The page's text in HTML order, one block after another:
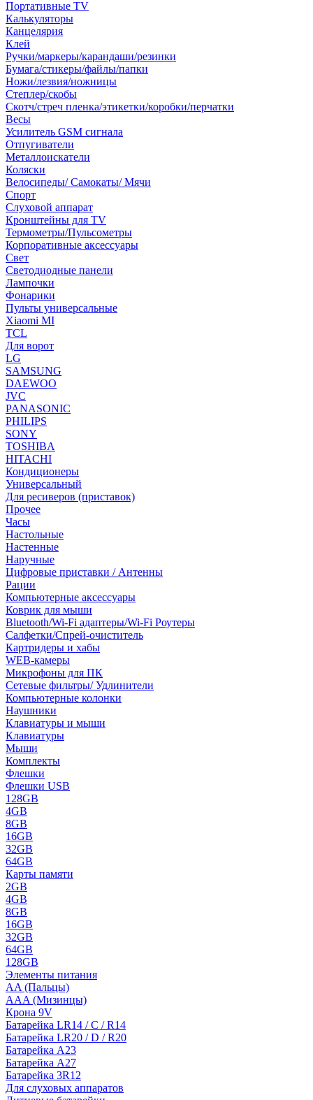
Портативные TV
Калькуляторы
Канцелярия
Клей
Ручки/маркеры/карандаши/резинки
Бумага/стикеры/файлы/папки
Ножи/лезвия/ножницы
Степлер/скобы
Скотч/стреч пленка/этикетки/коробки/перчатки
Весы
Усилитель GSM сигнала
Отпугиватели
Металлоискатели
Коляски
Велосипеды/ Самокаты/ Мячи
Спорт
Слуховой аппарат
Кронштейны для TV
Термометры/Пульсометры
Корпоративные аксессуары
Свет
Светодиодные панели
Лампочки
Фонарики
Пульты универсальные
Xiaomi MI
TCL
Для ворот
LG
SAMSUNG
DAEWOO
JVC
PANASONIC
PHILIPS
SONY
TOSHIBA
HITACHI
Кондиционеры
Универсальный
Для ресиверов (приставок)
Прочее
Часы
Настольные
Настенные
Наручные
Цифровые приставки / Антенны
Рации
Компьютерные аксессуары
Коврик для мыши
Bluetooth/Wi-Fi адаптеры/Wi-Fi Роутеры
Салфетки/Спрей-очиститель
Картридеры и хабы
WEB-камеры
Микрофоны для ПК
Сетевые фильтры/ Удлинители
Компьютерные колонки
Наушники
Клавиатуры и мыши
Клавиатуры
Мыши
Комплекты
Флешки
Флешки USB
128GB
4GB
8GB
16GB
32GB
64GB
Карты памяти
2GB
4GB
8GB
16GB
32GB
64GB
128GB
Элементы питания
AA (Пальцы)
AAA (Мизинцы)
Крона 9V
Батарейка LR14 / C / R14
Батарейка LR20 / D / R20
Батарейка A23
Батарейка A27
Батарейка 3R12
Для слуховых аппаратов